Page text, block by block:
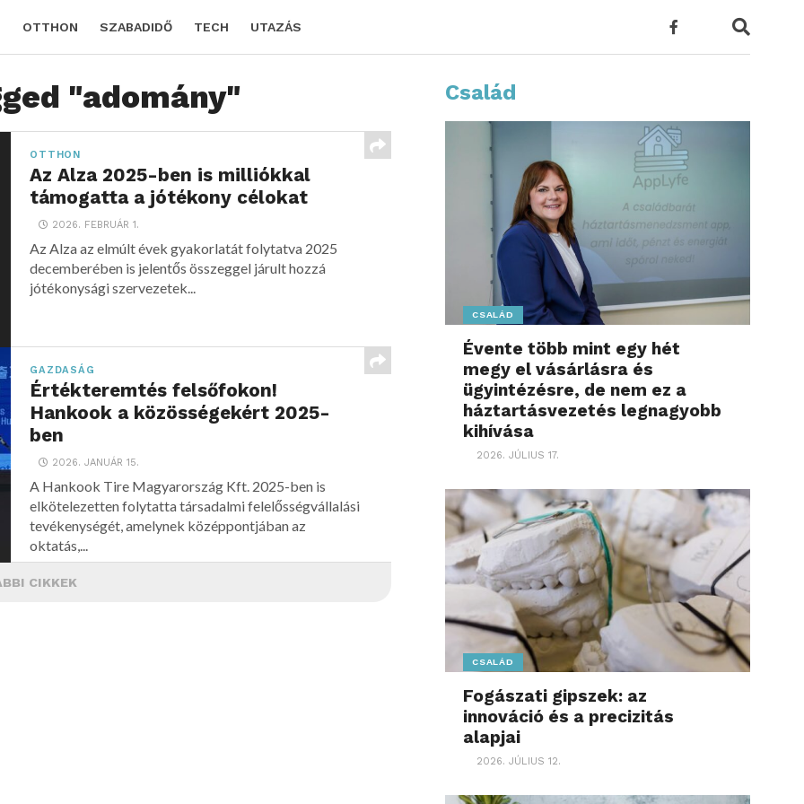
OTTHON SZABADIDŐ TECH UTAZÁS
"adomány"
OTTHON
Az Alza 2025-ben is milliókkal
támogatta a jótékony célokat
2026. FEBRUÁR 1.
Az Alza az elmúlt évek gyakorlatát folytatva 2025
decemberében is jelentős összeggel járult hozzá
jótékonysági szervezetek...
GAZDASÁG
Értékteremtés felsőfokon!
Hankook a közösségekért 2025-
ben
2026. JANUÁR 15.
A Hankook Tire Magyarország Kft. 2025-ben is
elkötelezetten folytatta társadalmi felelősségvállalási
tevékenységét, amelynek középpontjában az
oktatás,...
CIKKEK
Család
CSALÁD
Évente több mint egy hét
megy el vásárlásra és
ügyintézésre, de nem ez a
háztartásvezetés legnagyobb
kihívása
2026. JÚLIUS 17.
CSALÁD
Fogászati gipszek: az
innováció és a precizitás
alapjai
2026. JÚLIUS 12.